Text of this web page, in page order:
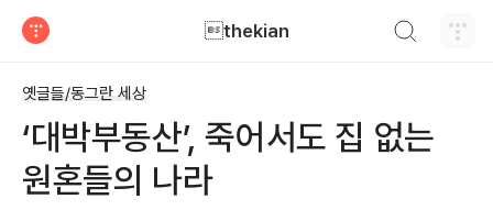
thekian
옛글들/동그란 세상
‘대박부동산’, 죽어서도 집 없는
원혼들의 나라